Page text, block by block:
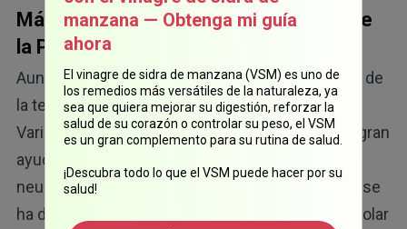
Más allá de la neuropatía: beneficios de
la PBM para la salud neurológica
Aunque aliviar la neuropatía es un gran beneficio de
la terapia PBM, su potencial va mucho más allá.
Varios estudios demostraron que podría ser de gran
ayuda en el tratamiento de diversos trastornos
neurológicos y neuropsiquiátricos. Por ejemplo, se
ha demostrado que la PBM podría ayudar a controlar
manzana — Obtenga mi guía
ahora
El vinagre de sidra de manzana (VSM) es uno de
los remedios más versátiles de la naturaleza, ya
sea que quiera mejorar su digestión, reforzar la
salud de su corazón o controlar su peso, el VSM
es un gran complemento para su rutina de salud.
¡Descubra todo lo que el VSM puede hacer por su
salud!